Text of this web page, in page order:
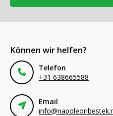
Können wir helfen?
Telefon
+31 638665588
Email